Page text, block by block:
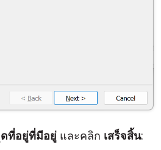
ที่อยู่ที่มีอยู่ และคลิก เสร็จสิ้น: